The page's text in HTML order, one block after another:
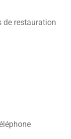
de restauration